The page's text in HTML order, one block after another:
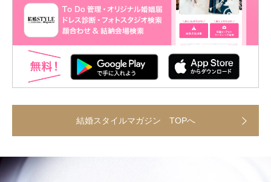
結婚スタイルマガジン TOPへ